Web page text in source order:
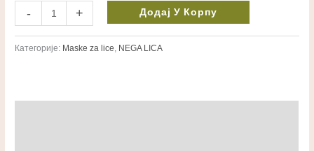
- + Додај У Корпу
Категорије: Maske za lice, NEGA LICA